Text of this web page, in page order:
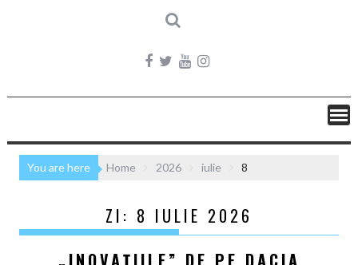
You are here Home 2026 iulie 8
ZI: 8 IULIE 2026
„INOVAȚIILE” DE PE DACIA